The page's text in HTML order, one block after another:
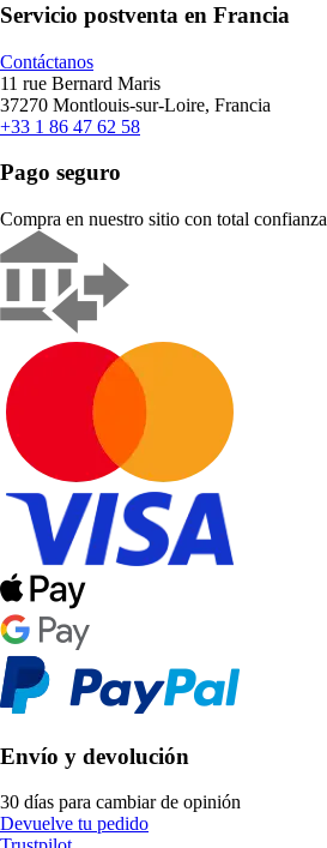
Servicio postventa en Francia
Contáctanos
11 rue Bernard Maris
37270 Montlouis-sur-Loire, Francia
+33 1 86 47 62 58
Pago seguro
Compra en nuestro sitio con total confianza
Envío y devolución
30 días para cambiar de opinión
Devuelve tu pedido